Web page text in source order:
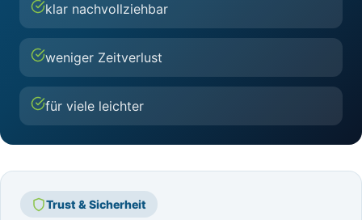
klar nachvollziehbar
weniger Zeitverlust
für viele leichter
Trust & Sicherheit